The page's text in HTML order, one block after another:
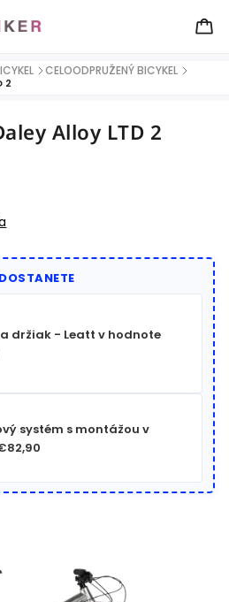
/ CELOODPRUŽENÝ BICYKEL /
2
Alloy LTD 2
držiak - Leattv hodnote
systém s montážou v